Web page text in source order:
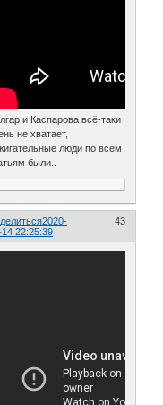
и Каспарова всё-таки
не хватает,
люди по всем
были..
43
2020-
22:25:39